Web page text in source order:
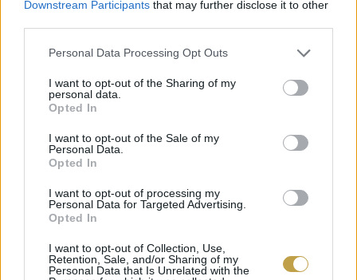
Downstream Participants that may further disclose it to other
Please note that this website/app uses one or more Google
not limited to your visit or usage behaviour. You may click to
grant or deny consent to Google and its third-party tags to
use your data for below specified purposes in below Google
consent section.
Personal Data Processing Opt Outs
I want to opt-out of the Sharing of my
personal data.
Opted In
I want to opt-out of the Sale of my
Personal Data.
Opted In
I want to opt-out of processing my
Personal Data for Targeted Advertising.
Opted In
I want to opt-out of Collection, Use,
Retention, Sale, and/or Sharing of my
Personal Data that Is Unrelated with the
A FIATAL BORÁSZOK
EGYESÜLETE (JUNIBOR) ÚJ
ELNÖKSÉGÉNEK TAGJAI
Koch Pálma – Elnök (Koch Borászat)
Tiffán Zsolt – Alelnök (Tiffán’s Pincészet)
Bujdosó Ferenc – Alelnök (Balatonboglári
borász (Bujdosó Pincészet)
Szijjártó Előd – Elnökségi tag (Szijjártó Előd